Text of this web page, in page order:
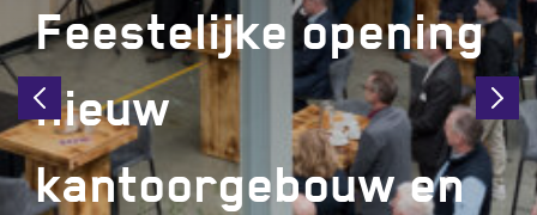
Feestelijke opening
nieuw
kantoorgebouw en